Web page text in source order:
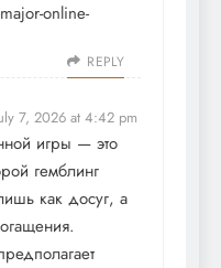
online-
REPLY
7, 2026 at 4:42 pm
игры — это
гемблинг
как досуг, а